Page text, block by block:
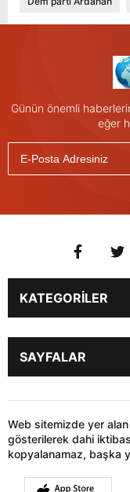
Günün önemli
eğer
KATEGORİLER
Genel
Son Dakika
İstanbul
Siyaset
Sağlık
SAYFALAR
HABER GÖNDER
Web sitemizde yer
gösterilerek dahi
kopyalanamaz, başka